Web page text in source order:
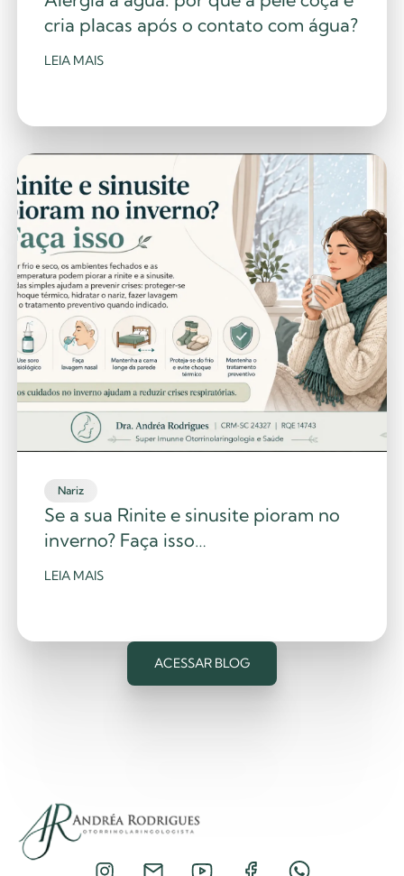
cria placas após o contato com água?
LEIA MAIS
Nariz
Se a sua Rinite e sinusite pioram no
inverno? Faça isso…
LEIA MAIS
ACESSAR BLOG